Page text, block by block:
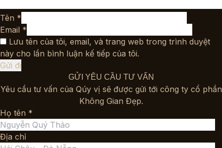
Tên *
Email *
Lưu tên của tôi, email, và trang web trong trình duyệt
này cho lần bình luận kế tiếp của tôi.
GỬI YÊU CẦU TƯ VẤN
Yêu cầu tư vấn của Qúy vị sẽ được gửi tới công ty cổ phần
Không Gian Đẹp.
Họ tên *
Địa chỉ